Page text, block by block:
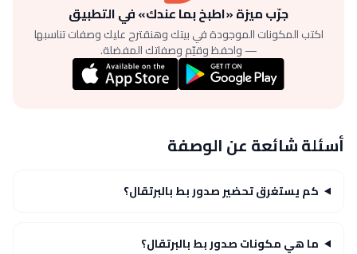
جرّب ميزة «اطبخ بما عندك» في التطبيق
اكتب المكونات الموجودة في بيتك وهنقترح عليك وصفات تناسبها
— واحفظ وقيّم وصفاتك المفضلة.
أسئلة شائعة عن الوصفة
كم يستغرق تحضير صدور بط بالبرتقال؟
ما هي مكونات صدور بط بالبرتقال؟